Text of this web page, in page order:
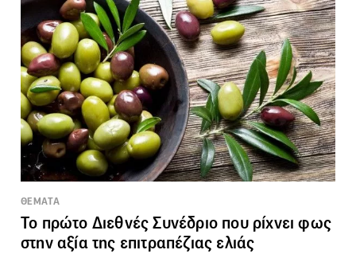
ΘΕΜΑΤΑ
Το πρώτο Διεθνές Συνέδριο που ρίχνει φως
στην αξία της επιτραπέζιας ελιάς